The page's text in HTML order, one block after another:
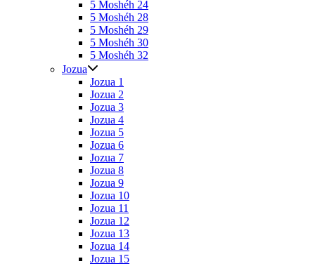
5 Moshéh 24
5 Moshéh 28
5 Moshéh 29
5 Moshéh 30
5 Moshéh 32
Jozua
Jozua 1
Jozua 2
Jozua 3
Jozua 4
Jozua 5
Jozua 6
Jozua 7
Jozua 8
Jozua 9
Jozua 10
Jozua 11
Jozua 12
Jozua 13
Jozua 14
Jozua 15